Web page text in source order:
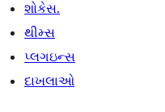
શોકેસ.
થીમ્સ
પ્લગઇન્સ
દાખલાઓ